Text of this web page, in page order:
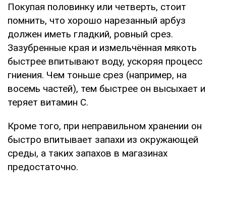
Покупая половинку или четверть, стоит
помнить, что хорошо нарезанный арбуз
должен иметь гладкий, ровный срез.
Зазубренные края и измельчённая мякоть
быстрее впитывают воду, ускоряя процесс
гниения. Чем тоньше срез (например, на
восемь частей), тем быстрее он высыхает и
теряет витамин С.
Кроме того, при неправильном хранении он
быстро впитывает запахи из окружающей
среды, а таких запахов в магазинах
предостаточно.